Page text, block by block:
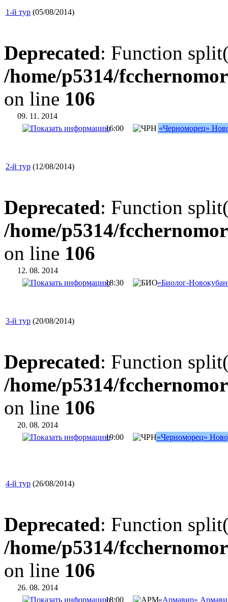
1-й тур (05/08/2014)
Deprecated: Function
/home/p5314/
on line 106
09. 11. 2014
16:00
«Черноморец»
2-й тур (12/08/2014)
Deprecated: Function
/home/p5314/
on line 106
12. 08. 2014
18:30
«Биолог-
3-й тур (20/08/2014)
Deprecated: Function
/home/p5314/
on line 106
20. 08. 2014
19:00
«Черноморец»
4-й тур (26/08/2014)
Deprecated: Function
/home/p5314/
on line 106
26. 08. 2014
18:00
«Армавир»